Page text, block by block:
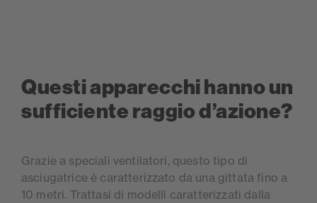
Questi apparecchi hanno un
sufficiente raggio d’azione?
Grazie a speciali ventilatori, questo tipo di
asciugatrice è caratterizzato da una gittata fino a
10 metri. Trattasi di modelli caratterizzati dalla